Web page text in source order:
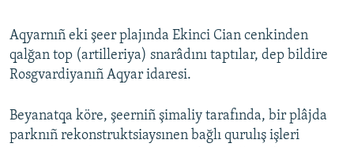
RFE/RS bütün saytları
Aqyarnıñ eki şeer plajında Ekinci Cian cenkinden
qalğan top (artilleriya) snarâdını taptılar, dep bildire
Rosgvardiyanıñ Aqyar idaresi.
Beyanatqa köre, şeerniñ şimaliy tarafında, bir plâjda
parknıñ rekonstruktsiaysınen bağlı qurulış işleri